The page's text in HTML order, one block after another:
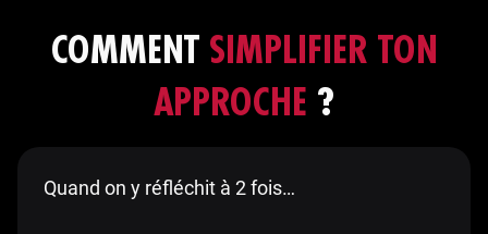
COMMENTSIMPLIFIER TON
APPROCHE ?
Quand on y réfléchit à 2 fois…